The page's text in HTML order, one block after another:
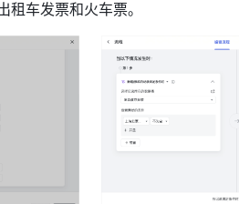
租车发票和火车票。